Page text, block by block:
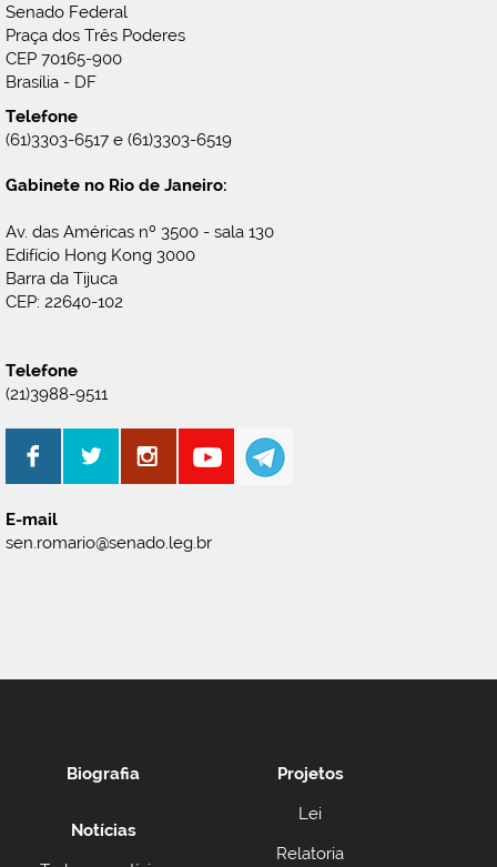
Senado Federal
Praça dos Três Poderes
CEP 70165-900
Brasília - DF
Telefone
(61)3303-6517 e (61)3303-6519
Gabinete no Rio de Janeiro:
Av. das Américas nº 3500 - sala 130
Edifício Hong Kong 3000
Barra da Tijuca
CEP: 22640-102
Telefone
(21)3988-9511
E-mail
sen.romario@senado.leg.br
Biografia
Notícias
Projetos
Lei
Relatoria